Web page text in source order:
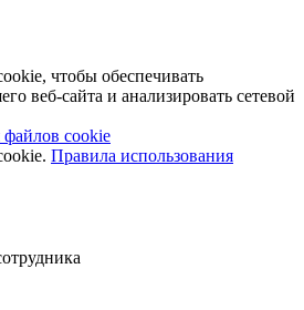
чтобы обеспечивать
веб-сайта и анализировать сетевой
файлов cookie
Правила использования